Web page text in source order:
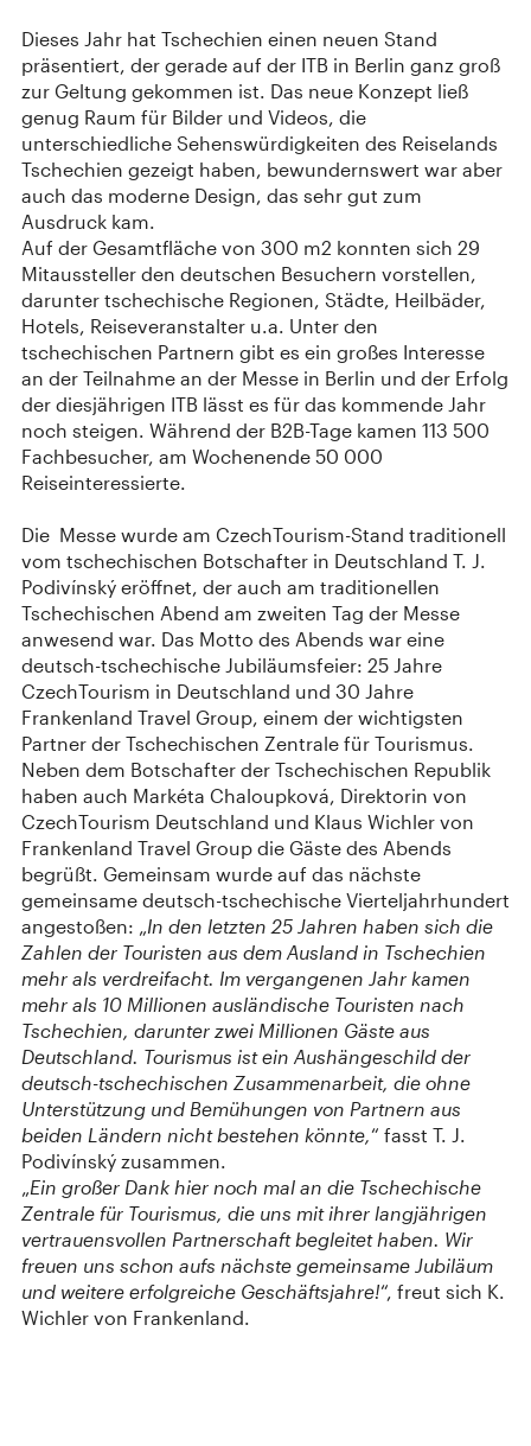
Dieses Jahr hat Tschechien einen neuen Stand
präsentiert, der gerade auf der ITB in Berlin ganz groß
zur Geltung gekommen ist. Das neue Konzept ließ
genug Raum für Bilder und Videos, die
unterschiedliche Sehenswürdigkeiten des Reiselands
Tschechien gezeigt haben, bewundernswert war aber
auch das moderne Design, das sehr gut zum
Ausdruck kam.
Auf der Gesamtfläche von 300 m2 konnten sich 29
Mitaussteller den deutschen Besuchern vorstellen,
darunter tschechische Regionen, Städte, Heilbäder,
Hotels, Reiseveranstalter u.a. Unter den
tschechischen Partnern gibt es ein großes Interesse
an der Teilnahme an der Messe in Berlin und der Erfolg
der diesjährigen ITB lässt es für das kommende Jahr
noch steigen. Während der B2B-Tage kamen 113 500
Fachbesucher, am Wochenende 50 000
Reiseinteressierte.
Die Messe wurde am CzechTourism-Stand traditionell
vom tschechischen Botschafter in Deutschland T. J.
Podivínský eröffnet, der auch am traditionellen
Tschechischen Abend am zweiten Tag der Messe
anwesend war. Das Motto des Abends war eine
deutsch-tschechische Jubiläumsfeier: 25 Jahre
CzechTourism in Deutschland und 30 Jahre
Frankenland Travel Group, einem der wichtigsten
Partner der Tschechischen Zentrale für Tourismus.
Neben dem Botschafter der Tschechischen Republik
haben auch Markéta Chaloupková, Direktorin von
CzechTourism Deutschland und Klaus Wichler von
Frankenland Travel Group die Gäste des Abends
begrüßt. Gemeinsam wurde auf das nächste
gemeinsame deutsch-tschechische Vierteljahrhundert
angestoßen: „In den letzten 25 Jahren haben sich die
Zahlen der Touristen aus dem Ausland in Tschechien
mehr als verdreifacht. Im vergangenen Jahr kamen
mehr als 10 Millionen ausländische Touristen nach
Tschechien, darunter zwei Millionen Gäste aus
Deutschland. Tourismus ist ein Aushängeschild der
deutsch-tschechischen Zusammenarbeit, die ohne
Unterstützung und Bemühungen von Partnern aus
beiden Ländern nicht bestehen könnte,“ fasst T. J.
Podivínský zusammen.
„Ein großer Dank hier noch mal an die Tschechische
Zentrale für Tourismus, die uns mit ihrer langjährigen
vertrauensvollen Partnerschaft begleitet haben. Wir
freuen uns schon aufs nächste gemeinsame Jubiläum
und weitere erfolgreiche Geschäftsjahre!“, freut sich K.
Wichler von Frankenland.